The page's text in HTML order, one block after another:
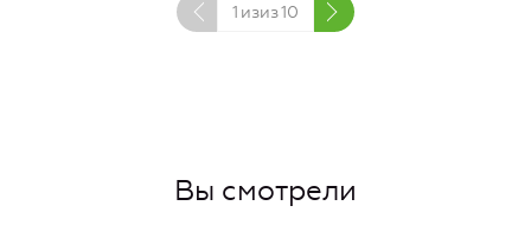
1 изиз10
Вы смотрели